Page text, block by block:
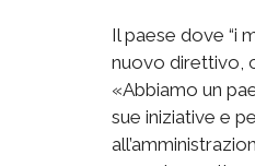
Il paese dove “i
nuovo direttivo,
«Abbiamo un
sue iniziative e